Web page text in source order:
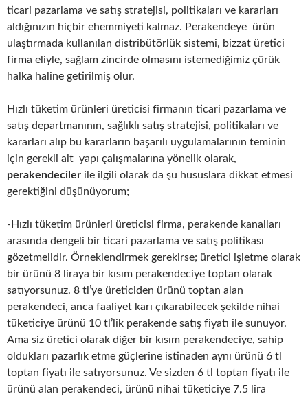
ticari pazarlama ve satış stratejisi, politikaları ve kararları
aldığınızın hiçbir ehemmiyeti kalmaz. Perakendeye ürün
ulaştırmada kullanılan distribütörlük sistemi, bizzat üretici
firma eliyle, sağlam zincirde olmasını istemediğimiz çürük
halka haline getirilmiş olur.
Hızlı tüketim ürünleri üreticisi firmanın ticari pazarlama ve
satış departmanının, sağlıklı satış stratejisi, politikaları ve
kararları alıp bu kararların başarılı uygulamalarının teminin
için gerekli alt yapı çalışmalarına yönelik olarak,
perakendeciler ile ilgili olarak da şu hususlara dikkat etmesi
gerektiğini düşünüyorum;
-Hızlı tüketim ürünleri üreticisi firma, perakende kanalları
arasında dengeli bir ticari pazarlama ve satış politikası
gözetmelidir. Örneklendirmek gerekirse; üretici işletme olarak
bir ürünü 8 liraya bir kısım perakendeciye toptan olarak
satıyorsunuz. 8 tl’ye üreticiden ürünü toptan alan
perakendeci, anca faaliyet karı çıkarabilecek şekilde nihai
tüketiciye ürünü 10 tl’lik perakende satış fiyatı ile sunuyor.
Ama siz üretici olarak diğer bir kısım perakendeciye, sahip
oldukları pazarlık etme güçlerine istinaden aynı ürünü 6 tl
toptan fiyatı ile satıyorsunuz. Ve sizden 6 tl toptan fiyatı ile
ürünü alan perakendeci, ürünü nihai tüketiciye 7.5 lira